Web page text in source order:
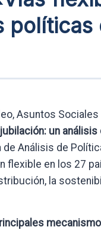
políticas
Asuntos
un
de Análisis de
flexible en los 27
la